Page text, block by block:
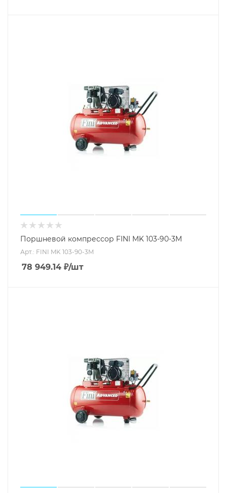
Поршневой компрессор FINI MK 103-90-3M
Арт.: FINI MK 103-90-3M
78 949.14 ₽/шт